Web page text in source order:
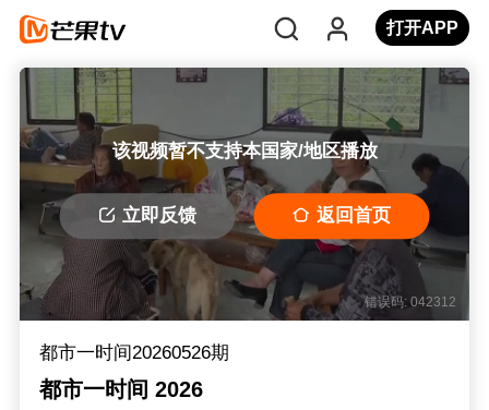
打开APP
该视频暂不支持本国家/地区播放
立即反馈 返回首页
错误码: 042312
都市一时间20260526期
都市一时间 2026